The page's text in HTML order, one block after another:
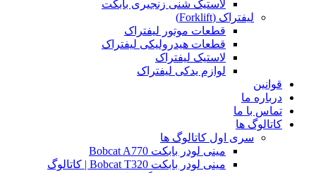
لاستیک شنی زنجیری بابکت
لیفتراک (Forklift)
قطعات موتور لیفتراک
قطعات هیدرولیکی لیفتراک
لاستیک لیفتراک
لوازم یدکی لیفتراک
قوانین
درباره ما
تماس با ما
کاتالوگ ها
سری اول کاتالوگ ها
مینی لودر بابکت Bobcat A770
مینی لودر بابکت Bobcat T320 | کاتالوگ